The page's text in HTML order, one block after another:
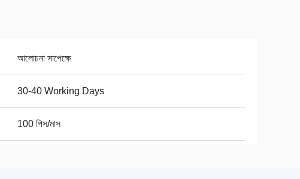
আলোচনা সাপেক্ষে
30-40 Working Days
100 পিস/মাস